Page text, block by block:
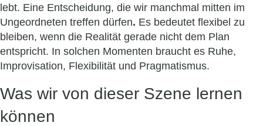
lebt. Eine Entscheidung, die wir manchmal mitten im
Ungeordneten treffen dürfen. Es bedeutet flexibel zu
bleiben, wenn die Realität gerade nicht dem Plan
entspricht. In solchen Momenten braucht es Ruhe,
Improvisation, Flexibilität und Pragmatismus.
Was wir von dieser Szene lernen
können